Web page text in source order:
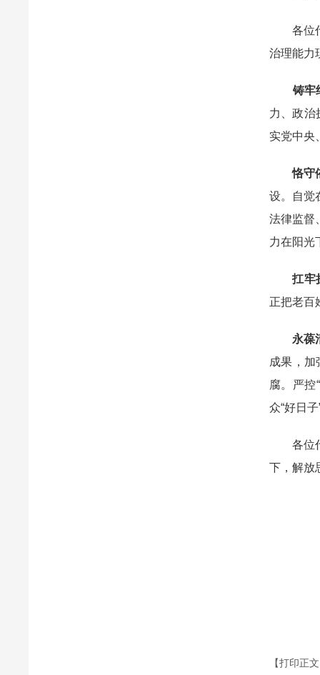
各位代
治理能力
铸牢
力、政治
实党中央
恪守
设。自觉
法律监督
力在阳光
扛牢
正把老百
永葆
成果，
腐。严控
众“好日子
各位代
下，解放
【打印正